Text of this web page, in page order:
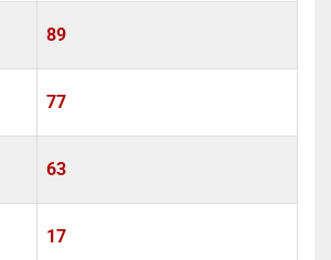
89
77
63
17